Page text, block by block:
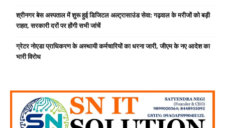
श्रीनगर बेस अस्पताल में शुरू हुई डिजिटल अल्ट्रासाउंड सेवा: गढ़वाल के मरीजों को बड़ी
राहत, सरकारी दरों पर होंगी सभी जांचें
ग्रेटर नोएडा प्राधिकरण के अस्थायी कर्मचारियों का धरना जारी, जीएम के नए आदेश का
भारी विरोध